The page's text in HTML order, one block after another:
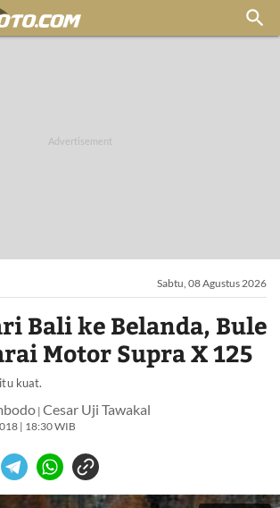

Sabtu, 08 Agustus 2026
Bali ke Belanda, Bule
Motor Supra X 125
kuat.
| Cesar Uji Tawakal
| 18:30 WIB